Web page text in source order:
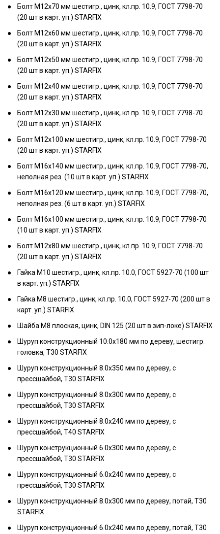
Болт М12х70 мм шестигр., цинк, кл.пр. 10.9, ГОСТ 7798-70
(20 шт в карт. уп.) STARFIX
Болт М12х60 мм шестигр., цинк, кл.пр. 10.9, ГОСТ 7798-70
(20 шт в карт. уп.) STARFIX
Болт М12х50 мм шестигр., цинк, кл.пр. 10.9, ГОСТ 7798-70
(20 шт в карт. уп.) STARFIX
Болт М12х40 мм шестигр., цинк, кл.пр. 10.9, ГОСТ 7798-70
(20 шт в карт. уп.) STARFIX
Болт М12х30 мм шестигр., цинк, кл.пр. 10.9, ГОСТ 7798-70
(20 шт в карт. уп.) STARFIX
Болт М12х100 мм шестигр., цинк, кл.пр. 10.9, ГОСТ 7798-70
(20 шт в карт. уп.) STARFIX
Болт М16х140 мм шестигр., цинк, кл.пр. 10.9, ГОСТ 7798-70,
неполная рез. (10 шт в карт. уп.) STARFIX
Болт М16х120 мм шестигр., цинк, кл.пр. 10.9, ГОСТ 7798-70,
неполная рез. (6 шт в карт. уп.) STARFIX
Болт М16х100 мм шестигр., цинк, кл.пр. 10.9, ГОСТ 7798-70
(10 шт в карт. уп.) STARFIX
Болт М12х80 мм шестигр., цинк, кл.пр. 10.9, ГОСТ 7798-70
(20 шт в карт. уп.) STARFIX
Гайка М10 шестигр., цинк, кл.пр. 10.0, ГОСТ 5927-70 (100 шт
в карт. уп.) STARFIX
Гайка М8 шестигр., цинк, кл.пр. 10.0, ГОСТ 5927-70 (200 шт в
карт. уп.) STARFIX
Шайба М8 плоская, цинк, DIN 125 (20 шт в зип-локе) STARFIX
Шуруп конструкционный 10.0х180 мм по дереву, шестигр.
головка, T30 STARFIX
Шуруп конструкционный 8.0х350 мм по дереву, с
прессшайбой, T30 STARFIX
Шуруп конструкционный 8.0х300 мм по дереву, с
прессшайбой, T30 STARFIX
Шуруп конструкционный 8.0х240 мм по дереву, с
прессшайбой, T40 STARFIX
Шуруп конструкционный 6.0х300 мм по дереву, с
прессшайбой, T30 STARFIX
Шуруп конструкционный 6.0х240 мм по дереву, с
прессшайбой, T30 STARFIX
Шуруп конструкционный 8.0х300 мм по дереву, потай, T30
STARFIX
Шуруп конструкционный 6.0х240 мм по дереву, потай, T30